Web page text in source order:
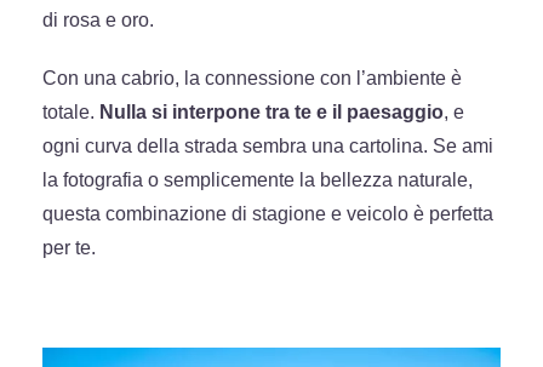
di rosa e oro.
Con una cabrio, la connessione con l’ambiente è
totale. Nulla si interpone tra te e il paesaggio, e
ogni curva della strada sembra una cartolina. Se ami
la fotografia o semplicemente la bellezza naturale,
questa combinazione di stagione e veicolo è perfetta
per te.